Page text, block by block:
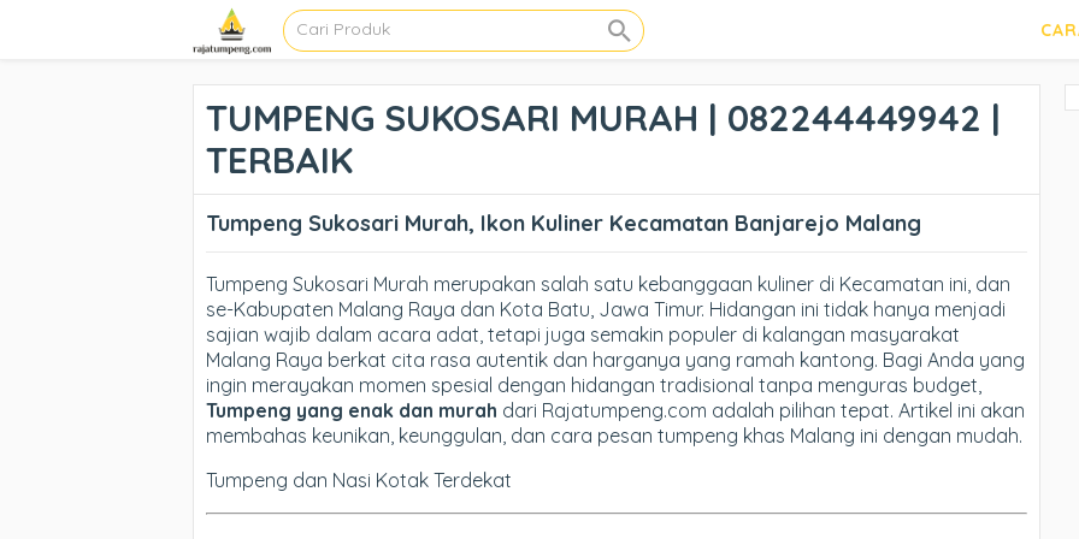
TUMPENG SUKOSARI MURAH | 082244449942 |
TERBAIK
Tumpeng Sukosari Murah, Ikon Kuliner Kecamatan Banjarejo Malang
Tumpeng Sukosari Murah merupakan salah satu kebanggaan kuliner di Kecamatan ini, dan
se-Kabupaten Malang Raya dan Kota Batu, Jawa Timur. Hidangan ini tidak hanya menjadi
sajian wajib dalam acara adat, tetapi juga semakin populer di kalangan masyarakat
Malang Raya berkat cita rasa autentik dan harganya yang ramah kantong. Bagi Anda yang
ingin merayakan momen spesial dengan hidangan tradisional tanpa menguras budget,
Tumpeng yang enak dan murah dari Rajatumpeng.com adalah pilihan tepat. Artikel ini akan
membahas keunikan, keunggulan, dan cara pesan tumpeng khas Malang ini dengan mudah.
Tumpeng dan Nasi Kotak Terdekat